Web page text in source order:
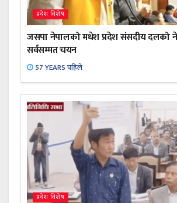
प्रदेश विशेष
जसपा नेपालको मधेश प्रदेश संसदीय दलको
सर्वसम्मत चयन
57 YEARS पहिले
प्रदेश विशेष